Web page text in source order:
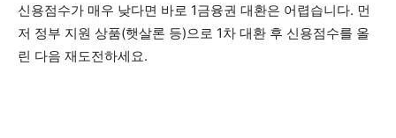
신용점수가 매우 낮다면 바로 1금융권 대환은 어렵습니다. 먼
저 정부 지원 상품(햇살론 등)으로 1차 대환 후 신용점수를 올
린 다음 재도전하세요.